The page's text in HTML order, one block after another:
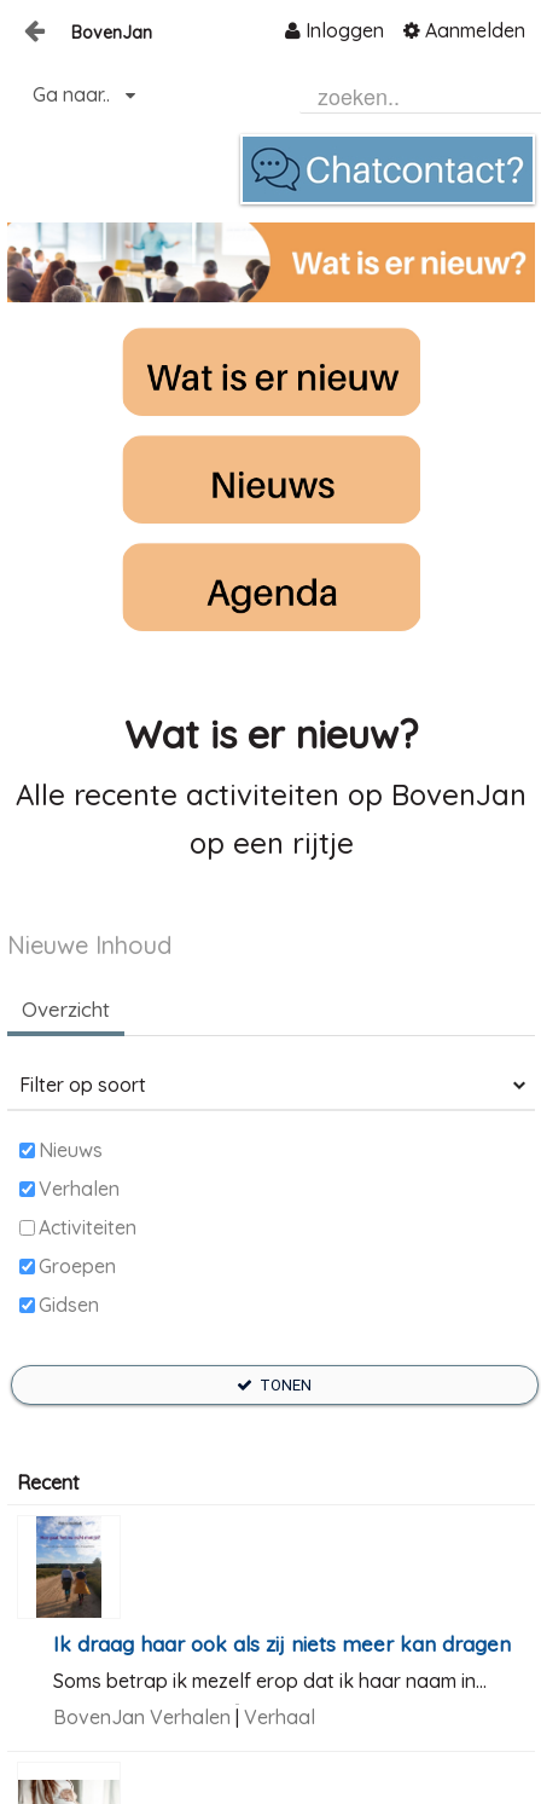
Inloggen Aanmelden
BovenJan
Home
Ga naar..
Wat is er nieuw?
Alle recente activiteiten op BovenJan
op een rijtje
Nieuwe Inhoud
Overzicht
Filter op soort
Nieuws
Verhalen
Activiteiten
Groepen
Gidsen
TONEN
Recent
Ik draag haar ook als zij niets meer kan dragen
Soms betrap ik mezelf erop dat ik haar naam in...
BovenJan Verhalen | Verhaal